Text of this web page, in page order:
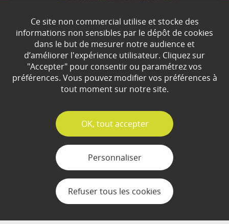
EN SAVOIR
Qui sommes-nous ?
Partenaires
Plan du site
Mentions légales
Gestion des cookies
Ce site non commercial utilise et stocke des
informations non sensibles par le dépôt de cookies
dans le but de mesurer notre audience et
d’améliorer l'expérience utilisateur. Cliquez sur
"Accepter" pour consentir ou paramétrez vos
préférences. Vous pouvez modifier vos préférences à
tout moment sur notre site.
✓
OK, tout accepter
Personnaliser
Refuser tous les cookies